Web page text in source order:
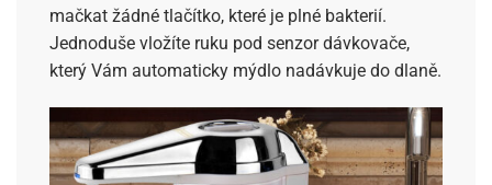
mačkat žádné tlačítko, které je plné bakterií.
Jednoduše vložíte ruku pod senzor dávkovače,
který Vám automaticky mýdlo nadávkuje do dlaně.